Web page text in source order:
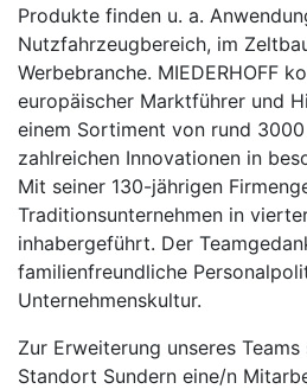
Produkte finden u. a.
Nutzfahrzeugbereich, im
Werbebranche. MIEDERHOFF
europäischer Marktführer und
einem Sortiment von rund
zahlreichen Innovationen in
Mit seiner 130-jährigen
Traditionsunternehmen in
inhabergeführt. Der
familienfreundliche
Unternehmenskultur.
Zur Erweiterung unseres
Standort Sundern eine/n